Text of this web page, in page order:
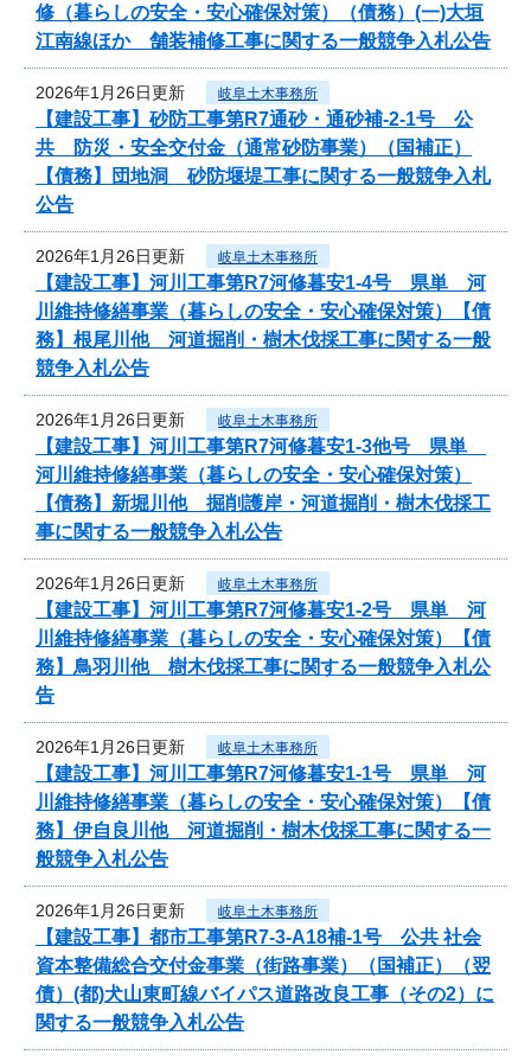
修（暮らしの安全・安心確保対策）（債務）(一)大垣
江南線ほか 舗装補修工事に関する一般競争入札公告
2026年1月26日更新 岐阜土木事務所
【建設工事】砂防工事第R7通砂・通砂補-2-1号 公
共 防災・安全交付金（通常砂防事業）（国補正）
【債務】団地洞 砂防堰堤工事に関する一般競争入札
公告
2026年1月26日更新 岐阜土木事務所
【建設工事】河川工事第R7河修暮安1-4号 県単 河
川維持修繕事業（暮らしの安全・安心確保対策）【債
務】根尾川他 河道掘削・樹木伐採工事に関する一般
競争入札公告
2026年1月26日更新 岐阜土木事務所
【建設工事】河川工事第R7河修暮安1-3他号 県単
河川維持修繕事業（暮らしの安全・安心確保対策）
【債務】新堀川他 掘削護岸・河道掘削・樹木伐採工
事に関する一般競争入札公告
2026年1月26日更新 岐阜土木事務所
【建設工事】河川工事第R7河修暮安1-2号 県単 河
川維持修繕事業（暮らしの安全・安心確保対策）【債
務】鳥羽川他 樹木伐採工事に関する一般競争入札公
告
2026年1月26日更新 岐阜土木事務所
【建設工事】河川工事第R7河修暮安1-1号 県単 河
川維持修繕事業（暮らしの安全・安心確保対策）【債
務】伊自良川他 河道掘削・樹木伐採工事に関する一
般競争入札公告
2026年1月26日更新 岐阜土木事務所
【建設工事】都市工事第R7-3-A18補-1号 公共 社会
資本整備総合交付金事業（街路事業）（国補正）（翌
債）(都)犬山東町線バイパス道路改良工事（その2）に
関する一般競争入札公告